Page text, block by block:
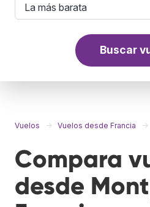
Buscar
Vuelos Vuelos desde Francia
Compara
desde